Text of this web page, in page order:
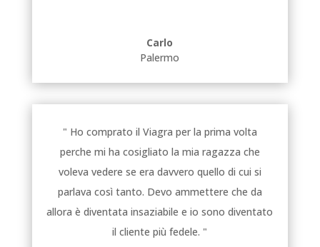
Carlo
Palermo
" Ho comprato il Viagra per la prima volta
perche mi ha cosigliato la mia ragazza che
voleva vedere se era davvero quello di cui si
parlava così tanto. Devo ammettere che da
allora è diventata insaziabile e io sono diventato
il cliente più fedele. "